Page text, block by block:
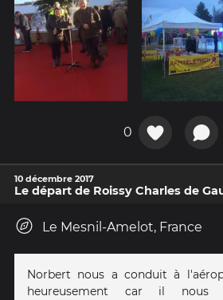
0
10 décembre 2017
Le départ de Roissy Charles de
Le Mesnil-Amelot, France
Norbert nous a conduit à
heureusement car il